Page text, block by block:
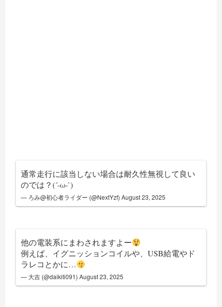
通常走行に該当しない場合は耐久性無視して良い
のでは？(´-ω-`)
— ろみ@初心者ライダー (@NextYzf)August 23, 2025
他の電装系にまわされますよー
例えば、イグニッションコイルや、USB給電やド
ラレコとかに…
— 大吉 (@daikiti091)August 23, 2025